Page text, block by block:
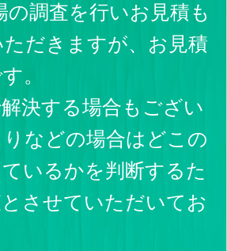
の調査を行いお見積も
だきますが、お見積
。
決する場合もござい
などの場合はどこの
いるかを判断するた
させていただいてお